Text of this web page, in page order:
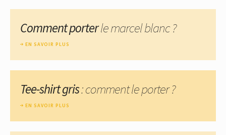
Comment porterle marcel blanc ?
EN SAVOIR PLUS
Tee-shirt gris: comment le porter ?
EN SAVOIR PLUS